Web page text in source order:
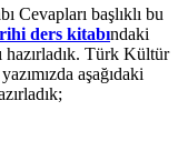
Cevapları başlıklı bu
ders kitabındaki
hazırladık. Türk Kültür
aşağıdaki